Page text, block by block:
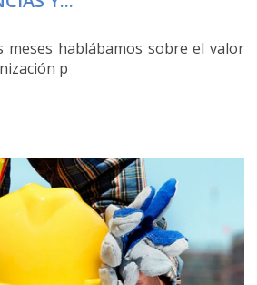
meses hablábamos sobre el valor
p